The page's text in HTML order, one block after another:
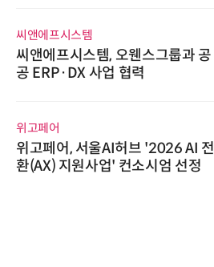
씨앤에프시스템
씨앤에프시스템, 오웬스그룹과 공
공 ERP·DX 사업 협력
위고페어
위고페어, 서울AI허브 '2026 AI 전
환(AX) 지원사업' 컨소시엄 선정